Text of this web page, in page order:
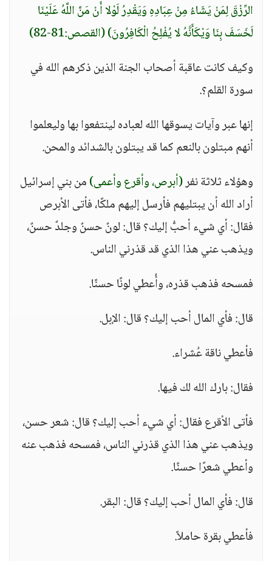
الرِّزْقَ لِمَنْ يَشَاءُ مِنْ عِبَادِهِ وَيَقْدِرُ لَوْلا أَنْ مَنَّ اللَّهُ عَلَيْنَا
لَخَسَفَ بِنَا وَيْكَأَنَّهُ لا يُفْلِحُ الْكَافِرُونَ)(القصص:81-82)
وكيف كانت عاقبة أصحاب الجنة الذين ذكرهم الله في
سورة القلم؟.
إنها عبر وآيات يسوقها الله لعباده لينتفعوا بها وليعلموا
أنهم مبتلون بالنعم كما قد يبتلون بالشدائد والمحن.
وهؤلاء ثلاثة نفر(أبرص، وأقرع وأعمى)من بني إسرائيل
أراد الله أن يبتليهم فأرسل إليهم ملكًا، فأتى الأبرص
فقال: أي شيء أحبُّ إليك؟ قال: لونٌ حسنٌ وجلدٌ حسنٌ،
ويذهب عني هذا الذي قد قذرني الناس.
فمسحه فذهب قذره، وأُعطي لونًا حسنًا.
قال: فأي المال أحب إليك؟ قال: الإبل.
فأعطي ناقة عُشراء.
فقال: بارك الله لك فيها.
فأتى الأقرع فقال: أي شيء أحب إليك؟ قال: شعر حسن،
ويذهب عني هذا الذي قذرني الناس، فمسحه فذهب عنه
وأعطي شعرًا حسنًا.
قال: فأي المال أحب إليك؟ قال: البقر.
فأعطي بقرة حاملاً.